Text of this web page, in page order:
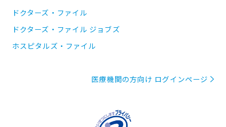
ドクターズ・ファイル
ドクターズ・ファイル ジョブズ
ホスピタルズ・ファイル
医療機関の方向け ログインページ